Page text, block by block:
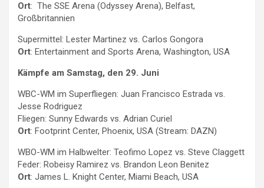
Ort: The SSE Arena (Odyssey Arena), Belfast,
Großbritannien
Supermittel: Lester Martinez vs. Carlos Gongora
Ort: Entertainment and Sports Arena, Washington, USA
Kämpfe am Samstag, den 29. Juni
WBC-WM im Superfliegen: Juan Francisco Estrada vs.
Jesse Rodriguez
Fliegen: Sunny Edwards vs. Adrian Curiel
Ort: Footprint Center, Phoenix, USA (Stream: DAZN)
WBO-WM im Halbwelter: Teofimo Lopez vs. Steve Claggett
Feder: Robeisy Ramirez vs. Brandon Leon Benitez
Ort: James L. Knight Center, Miami Beach, USA